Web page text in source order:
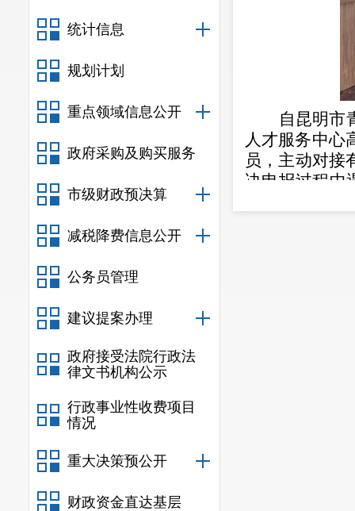
统计信息
规划计划
重点领域信息公开
政府采购及购买服务
市级财政预决算
减税降费信息公开
公务员管理
建议提案办理
政府接受法院行政法
律文书机构公示
行政事业性收费项目
情况
重大决策预公开
财政资金直达基层
自昆明市
人才服务中心
员，主动对接
决申报过程中